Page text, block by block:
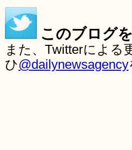
このブログ
また、Twitterによる
ひ@dailynewsagency